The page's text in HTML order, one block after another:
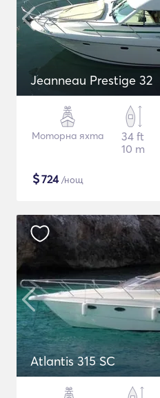
Jeanneau Prestige 32
Моторна яхта
34 ft
10 m
$724/нощ
Atlantis 315 SC